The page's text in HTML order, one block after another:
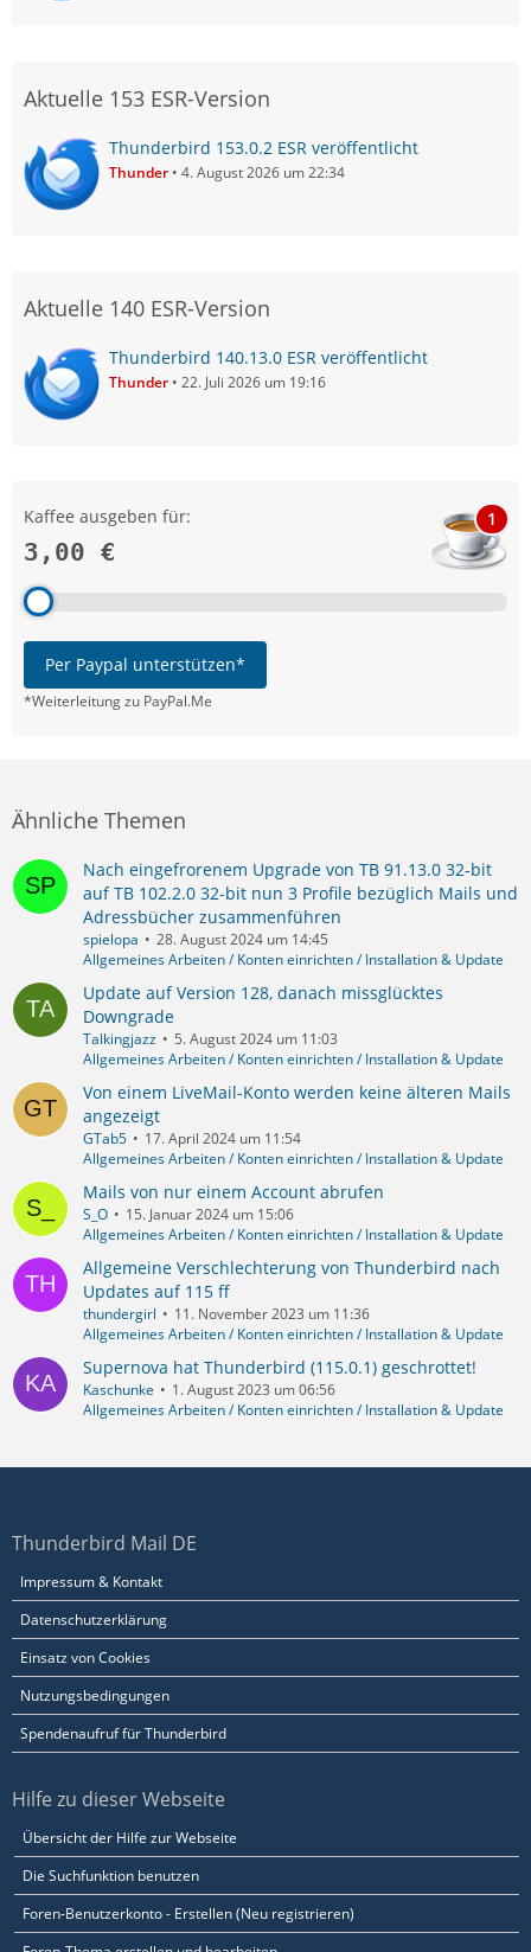
Aktuelle 153 ESR-Version
Thunderbird 153.0.2 ESR veröffentlicht
Thunder 4. August 2026 um 22:34
Aktuelle 140 ESR-Version
Thunderbird 140.13.0 ESR veröffentlicht
Thunder 22. Juli 2026 um 19:16
Kaffee ausgeben für:
3,00 €
1
Per Paypal unterstützen*
*Weiterleitung zu PayPal.Me
Ähnliche Themen
Nach eingefrorenem Upgrade von TB 91.13.0 32-bit
auf TB 102.2.0 32-bit nun 3 Profile bezüglich Mails und
Adressbücher zusammenführen
spielopa
28. August 2024 um 14:45
Allgemeines Arbeiten / Konten einrichten / Installation & Update
Update auf Version 128, danach missglücktes
Downgrade
Talkingjazz
5. August 2024 um 11:03
Allgemeines Arbeiten / Konten einrichten / Installation & Update
Von einem LiveMail-Konto werden keine älteren Mails
angezeigt
GTab5
17. April 2024 um 11:54
Allgemeines Arbeiten / Konten einrichten / Installation & Update
Mails von nur einem Account abrufen
S_O
15. Januar 2024 um 15:06
Allgemeines Arbeiten / Konten einrichten / Installation & Update
Allgemeine Verschlechterung von Thunderbird nach
Updates auf 115 ff
thundergirl
11. November 2023 um 11:36
Allgemeines Arbeiten / Konten einrichten / Installation & Update
Supernova hat Thunderbird (115.0.1) geschrottet!
Kaschunke
1. August 2023 um 06:56
Allgemeines Arbeiten / Konten einrichten / Installation & Update
Thunderbird Mail DE
Impressum & Kontakt
Datenschutzerklärung
Einsatz von Cookies
Nutzungsbedingungen
Spendenaufruf für Thunderbird
Hilfe zu dieser Webseite
Übersicht der Hilfe zur Webseite
Die Suchfunktion benutzen
Foren-Benutzerkonto - Erstellen (Neu registrieren)